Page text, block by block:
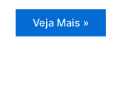
Assistência
Thermador
Veja Mais »